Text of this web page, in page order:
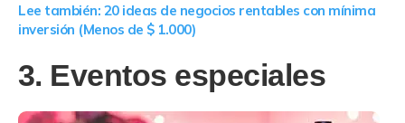
Lee también: 20 ideas de negocios rentables con mínima
inversión (Menos de $ 1.000)
3. Eventos especiales